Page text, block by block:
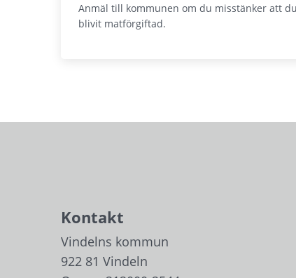
Anmäl till kommunen om du misstänker att du
blivit matförgiftad.
Kontakt
Vindelns kommun
922 81 Vindeln